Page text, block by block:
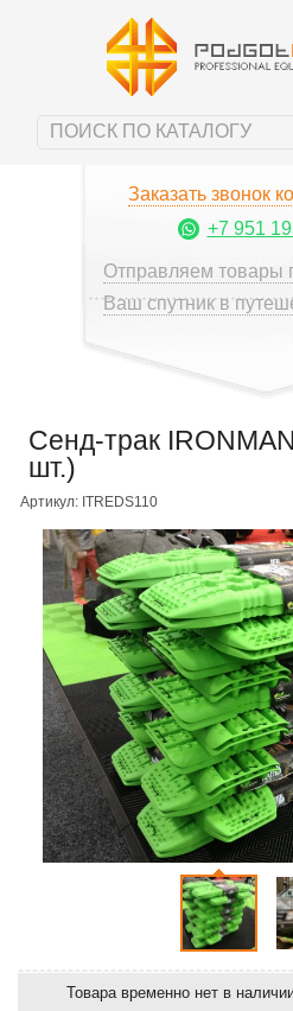
Заказать звонок
+7 951
Отправляем товары
Ваш спутник в
Сенд-трак
шт.)
Артикул: ITREDS110
Товара временно нет в